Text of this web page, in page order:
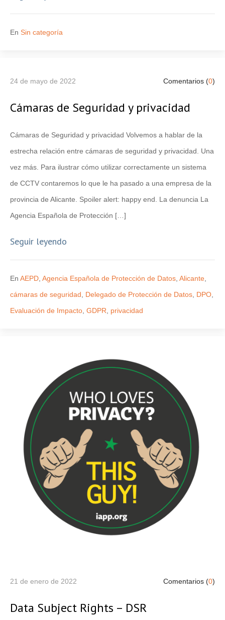
En Sin categoría
24 de mayo de 2022 Comentarios (0)
Cámaras de Seguridad y privacidad
Cámaras de Seguridad y privacidad Volvemos a hablar de la
estrecha relación entre cámaras de seguridad y privacidad. Una
vez más. Para ilustrar cómo utilizar correctamente un sistema
de CCTV contaremos lo que le ha pasado a una empresa de la
provincia de Alicante. Spoiler alert: happy end. La denuncia La
Agencia Española de Protección […]
Seguir leyendo
En AEPD Agencia Española de Protección de Datos Alicante
cámaras de seguridad
Delegado de Protección de Datos DPO
Evaluación de Impacto GDPR privacidad
21 de enero de 2022 Comentarios (0)
Data Subject Rights – DSR